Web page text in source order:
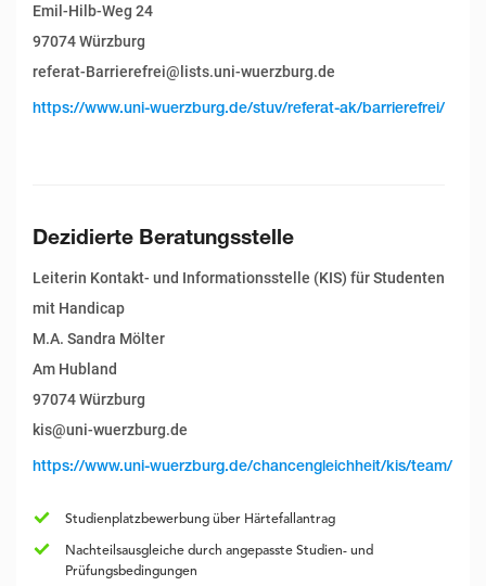
Emil-Hilb-Weg 24
97074 Würzburg
referat-Barrierefrei@lists.uni-wuerzburg.de
https://www.uni-wuerzburg.de/stuv/referat-ak/barrierefrei/
Dezidierte Beratungsstelle
Leiterin Kontakt- und Informationsstelle (KIS) für Studenten
mit Handicap
M.A. Sandra Mölter
Am Hubland
97074 Würzburg
kis@uni-wuerzburg.de
https://www.uni-wuerzburg.de/chancengleichheit/kis/team/
Studienplatzbewerbung über Härtefallantrag
Nachteilsausgleiche durch angepasste Studien- und
Prüfungsbedingungen